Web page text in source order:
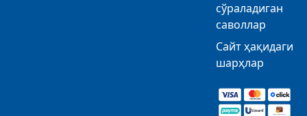
сўраладиган
саволлар
Сайт ҳақидаги
шарҳлар